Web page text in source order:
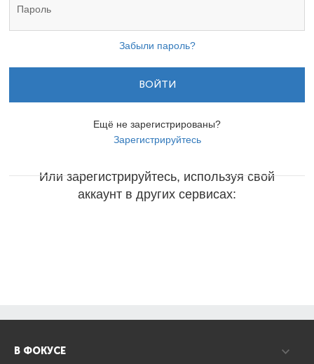
Забыли пароль?
ВОЙТИ
Ещё не зарегистрированы?
Зарегистрируйтесь
Или зарегистрируйтесь, используя свой
аккаунт в других сервисах:
В ФОКУСЕ